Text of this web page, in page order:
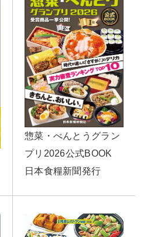
惣菜・べんとうグラン
プリ2026公式BOOK
日本食糧新聞発行